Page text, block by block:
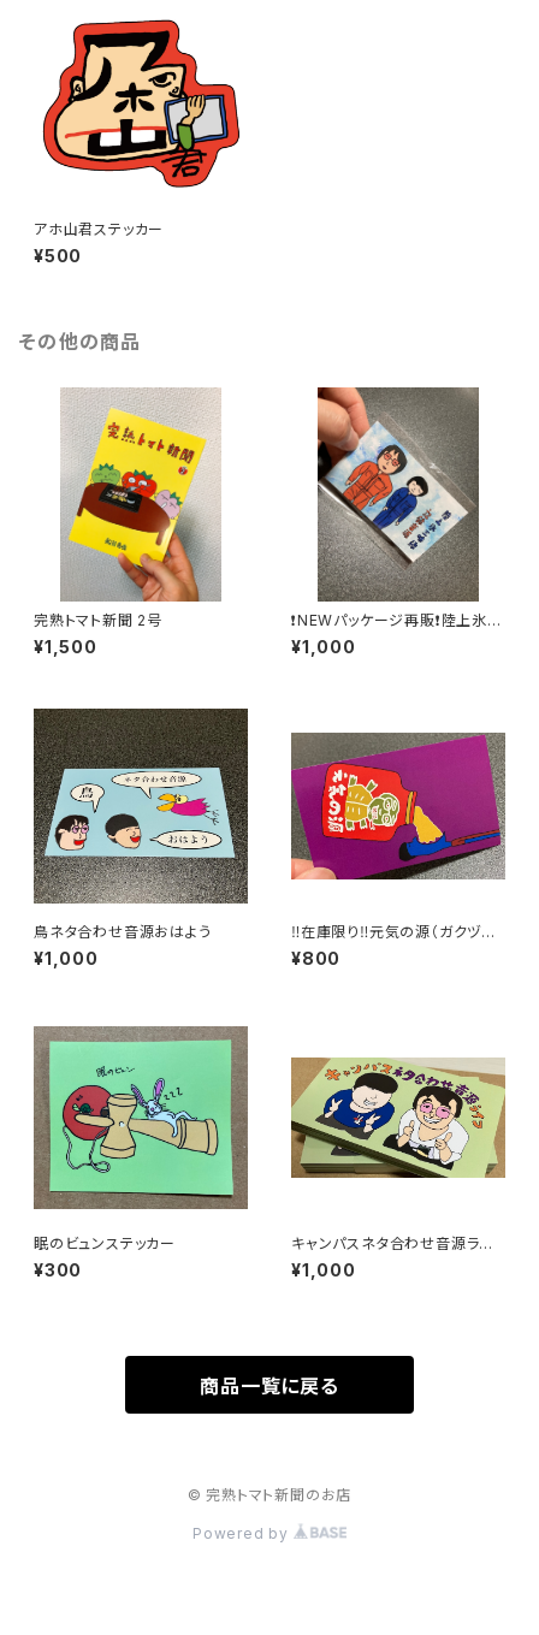
アホ山君ステッカー
¥500
その他の商品
完熟トマト新聞 2号
¥1,500
❗️NEWパッケージ再販❗️陸上氷三
味線記録音源
¥1,000
鳥ネタ合わせ音源おはよう
¥1,000
‼️在庫限り‼️元気の源（ガクヅケ
復活ベストネタライブ「元気」限
定ラジオ音源入りQRカード）
¥800
眠のビュンステッカー
¥300
キャンパスネタ合わせ音源ライ
フ
¥1,000
商品一覧に戻る
© 完熟トマト新聞のお店
Powered by